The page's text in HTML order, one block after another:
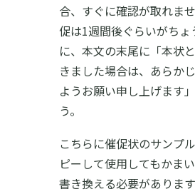
合、すぐに確認が取れま
促は1週間後ぐらいがち
に、本文の末尾に「本状
きました場合は、あらか
ようお願い申し上げます
う。
こちらに催促状のサンプ
ピーして使用してもかま
書き換える必要がありま